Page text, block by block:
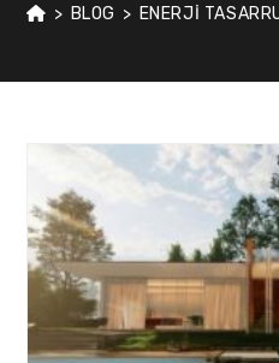
> BLOG > ENERJI